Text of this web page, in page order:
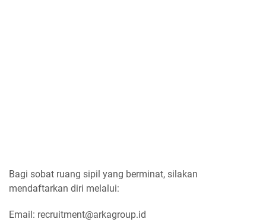
Bagi sobat ruang sipil yang berminat, silakan
mendaftarkan diri melalui:
Email: recruitment@arkagroup.id